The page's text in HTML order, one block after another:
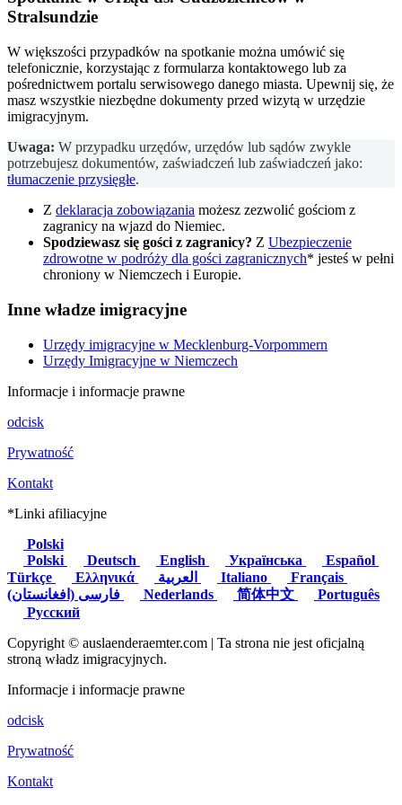
Stralsundzie
W większości przypadków na spotkanie można umówić się
telefonicznie, korzystając z formularza kontaktowego lub za
pośrednictwem portalu serwisowego danego miasta. Upewnij się, że
masz wszystkie niezbędne dokumenty przed wizytą w urzędzie
imigracyjnym.
Uwaga: W przypadku urzędów, urzędów lub sądów zwykle
potrzebujesz dokumentów, zaświadczeń lub zaświadczeń jako:
tłumaczenie przysięgłe.
Z deklaracja zobowiązania możesz zezwolić gościom z
zagranicy na wjazd do Niemiec.
Spodziewasz się gości z zagranicy? Z Ubezpieczenie
zdrowotne w podróży dla gości zagranicznych* jesteś w pełni
chroniony w Niemczech i Europie.
Inne władze imigracyjne
Urzędy imigracyjne w Mecklenburg-Vorpommern
Urzędy Imigracyjne w Niemczech
Informacje i informacje prawne
odcisk
Prywatność
Kontakt
*Linki afiliacyjne
Polski
Polski
Deutsch English Українська
Español
Türkçe
Ελληνικά Italiano
Français
Nederlands 简体中文
Português
Русский
Copyright © auslaenderaemter.com | Ta strona nie jest oficjalną
stroną władz imigracyjnych.
Informacje i informacje prawne
odcisk
Prywatność
Kontakt